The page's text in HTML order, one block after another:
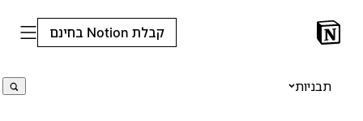
קבלת Notion בחינם
תבניות